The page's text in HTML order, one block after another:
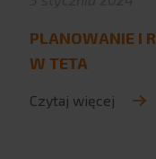
PLANOWANIE I
W TETA
Czytaj więcej